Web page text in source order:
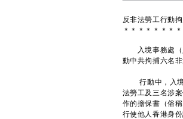
反非法勞工行動
＊ ＊ ＊ ＊ ＊ ＊ ＊ ＊
入境事務處（
動中共拘捕六名
行動中，入境
法勞工及三名涉
作的擔保書（俗
行使他人香港身